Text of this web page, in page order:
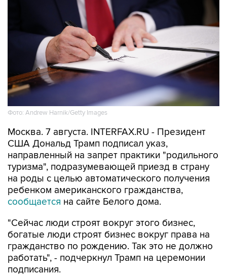
Фото: Andrew Harnik/Getty Images
Москва. 7 августа. INTERFAX.RU - Президент
США Дональд Трамп подписал указ,
направленный на запрет практики "родильного
туризма", подразумевающей приезд в страну
на роды с целью автоматического получения
ребенком американского гражданства,
сообщается на сайте Белого дома.
"Сейчас люди строят вокруг этого бизнес,
богатые люди строят бизнес вокруг права на
гражданство по рождению. Так это не должно
работать", - подчеркнул Трамп на церемонии
подписания.